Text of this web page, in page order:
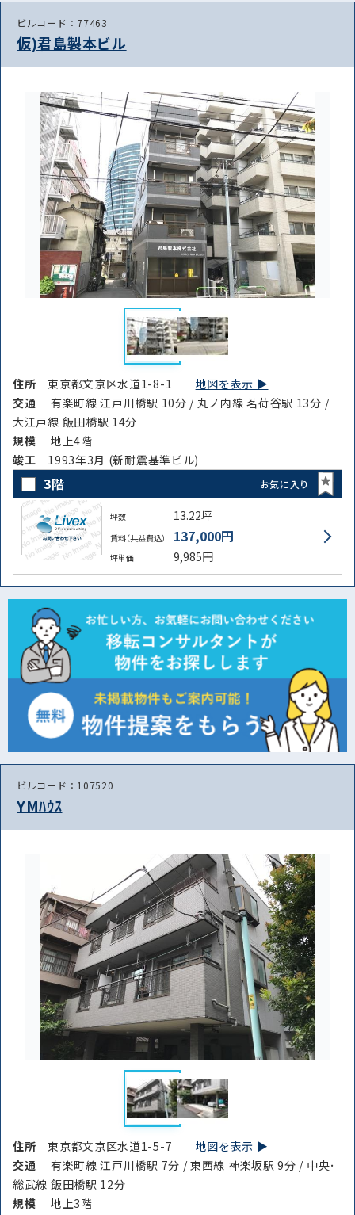
住所
から探す
路線・駅
から探す
条件を絞り込む
ビルコード：77463
仮)君島製本ビル
住所東京都文京区水道1-8-1 地図を表示 ▶︎
交通
有楽町線 江戸川橋駅 10分 / 丸ノ内線 茗荷谷駅 13分 /
大江戸線 飯田橋駅 14分
規模
地上4階
竣⼯ 1993年3月 (新耐震基準ビル)
3階 お気に入り
坪数 13.22坪
賃料（共益費込） 137,000円
坪単価 9,985円
ビルコード：107520
YMﾊｳｽ
住所東京都文京区水道1-5-7 地図を表示 ▶︎
交通
有楽町線 江戸川橋駅 7分 / 東西線 神楽坂駅 9分 / 中央･
総武線 飯田橋駅 12分
規模
地上3階